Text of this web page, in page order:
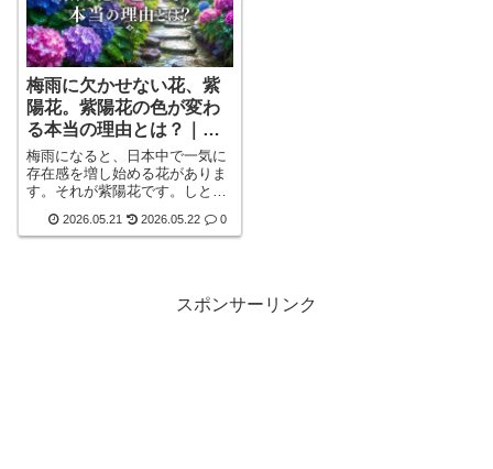
梅雨に欠かせない花、紫
陽花。紫陽花の色が変わ
る本当の理由とは？｜
青・ピンク・紫になる不
思議を分かりやすく解説
梅雨になると、日本中で一気に
存在感を増し始める花がありま
す。それが紫陽花です。しとし
は、まさに日本の梅雨を象徴す
る風景とも言えるかもしれませ
人も多いのではないでしょう
か。同じ場所に咲いているの
2026.05.21 2026.05.22 0
スポンサーリンク